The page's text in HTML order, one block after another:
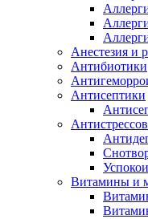
Анестезия и
Антибиотики
Антисептики
Витамины и